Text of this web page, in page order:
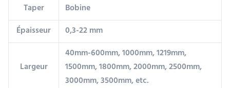
Taper
Bobine
Épaisseur
0,3-22 mm
Largeur
40mm-600mm, 1000mm, 1219mm,
1500mm, 1800mm, 2000mm, 2500mm,
3000mm, 3500mm, etc.